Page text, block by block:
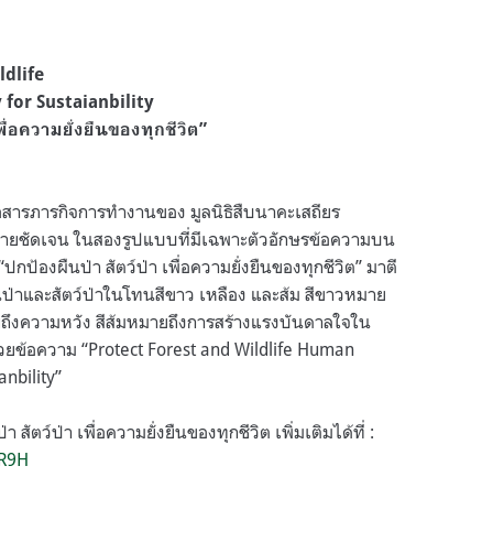
for Sustaianbility
อความยั่งยืนของทุกชีวิต”
ารภารกิจการทำงานของ มูลนิธิสืบนาคะเสถียร
ยชัดเจน ในสองรูปแบบที่มีเฉพาะตัวอักษรข้อความบน
กป้องผืนป่า สัตว์ป่า เพื่อความยั่งยืนของทุกชีวิต” มาตี
และสัตว์ป่าในโทนสีขาว เหลือง และส้ม สีขาวหมาย
ความหวัง สีส้มหมายถึงการสร้างแรงบันดาลใจใน
อความ “Protect Forest and Wildlife Human
สัตว์ป่า เพื่อความยั่งยืนของทุกชีวิต เพิ่มเติมได้ที่ :